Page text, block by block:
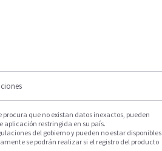
que no existan datos inexactos, pueden
aplicación restringida en su país.
del gobierno y pueden no estar disponibles
se podrán realizar si el registro del producto